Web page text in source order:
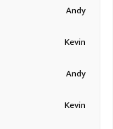
Andy
Kevin
Andy
Kevin